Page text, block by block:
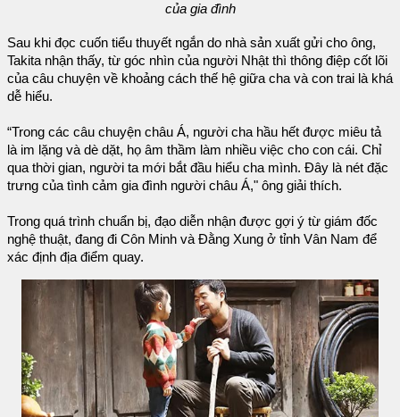
của gia đình
Sau khi đọc cuốn tiểu thuyết ngắn do nhà sản xuất gửi cho ông,
Takita nhận thấy, từ góc nhìn của người Nhật thì thông điệp cốt lõi
của câu chuyện về khoảng cách thế hệ giữa cha và con trai là khá
dễ hiểu.
“Trong các câu chuyện châu Á, người cha hầu hết được miêu tả
là im lặng và dè dặt, họ âm thầm làm nhiều việc cho con cái. Chỉ
qua thời gian, người ta mới bắt đầu hiểu cha mình. Đây là nét đặc
trưng của tình cảm gia đình người châu Á," ông giải thích.
Trong quá trình chuẩn bị, đạo diễn nhận được gợi ý từ giám đốc
nghệ thuật, đang đi Côn Minh và Đằng Xung ở tỉnh Vân Nam để
xác định địa điểm quay.